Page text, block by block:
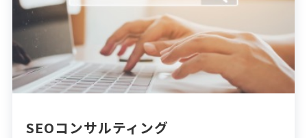
SEOコンサルティング